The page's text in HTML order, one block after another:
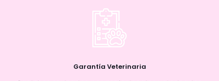
Garantía Veterinaria